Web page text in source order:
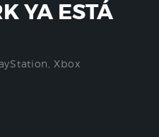
YA ESTÁ
Xbox